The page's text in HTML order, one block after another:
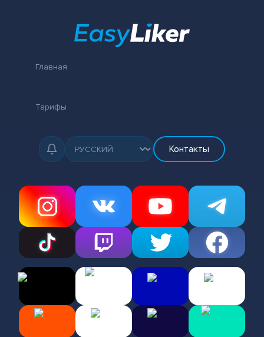
Главная
Тарифы
Контакты